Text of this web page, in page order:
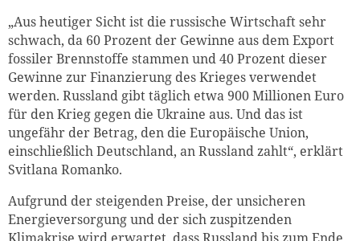
„Aus heutiger Sicht ist die russische Wirtschaft sehr
schwach, da 60 Prozent der Gewinne aus dem Export
fossiler Brennstoffe stammen und 40 Prozent dieser
Gewinne zur Finanzierung des Krieges verwendet
werden. Russland gibt täglich etwa 900 Millionen Euro
für den Krieg gegen die Ukraine aus. Und das ist
ungefähr der Betrag, den die Europäische Union,
einschließlich Deutschland, an Russland zahlt“, erklärt
Svitlana Romanko.
Aufgrund der steigenden Preise, der unsicheren
Energieversorgung und der sich zuspitzenden